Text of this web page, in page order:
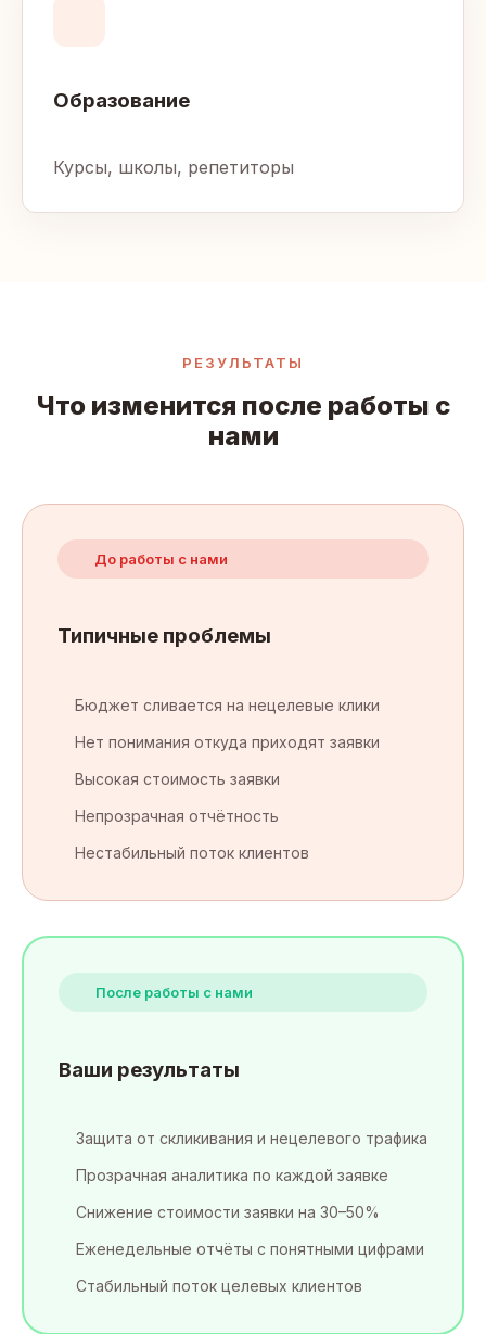
Образование
Курсы, школы, репетиторы
РЕЗУЛЬТАТЫ
Что изменится после работы с
нами
До работы с нами
Типичные проблемы
Бюджет сливается на нецелевые клики
Нет понимания откуда приходят заявки
Высокая стоимость заявки
Непрозрачная отчётность
Нестабильный поток клиентов
После работы с нами
Ваши результаты
Защита от скликивания и нецелевого трафика
Прозрачная аналитика по каждой заявке
Снижение стоимости заявки на 30–50%
Еженедельные отчёты с понятными цифрами
Стабильный поток целевых клиентов